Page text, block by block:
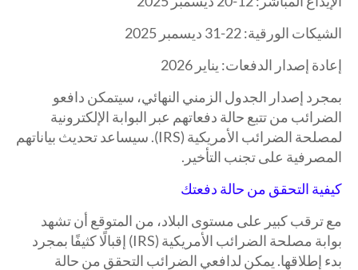
الشيكات الورقية: 22-31 ديسمبر 2025
إعادة إصدار الدفعات: يناير 2026
بمجرد إصدار الجدول الزمني النهائي، سيتمكن دافعو
الضرائب من تتبع حالة دفعاتهم عبر البوابة الإلكترونية
لمصلحة الضرائب الأمريكية (IRS). سيساعد تحديث بياناتهم
المصرفية على تجنب التأخير.
كيفية التحقق من حالة دفعتك
مع ترقب كبير على مستوى البلاد، من المتوقع أن تشهد
بوابة مصلحة الضرائب الأمريكية (IRS) إقبالًا كثيفًا بمجرد
بدء إطلاقها. يمكن لدافعي الضرائب التحقق من حالة